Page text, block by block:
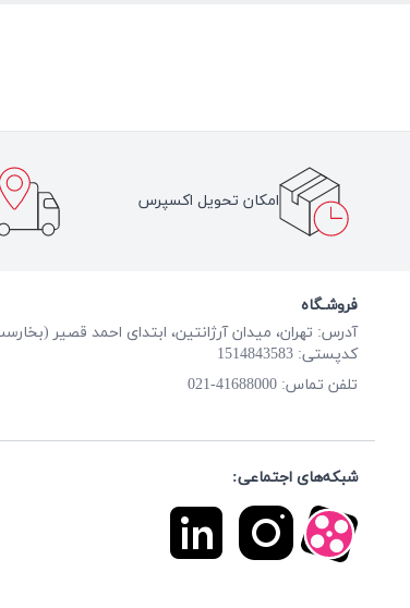
امکان تحویل اکسپرس
فروشـگاه
آدرس: تهران، میدان آرژانتین، ابتدای احمد قصیر (بخارست)، پلاک
کدپستی: 1514843583
تلفن تماس: 41688000-021
شبکه‌های اجتماعی: